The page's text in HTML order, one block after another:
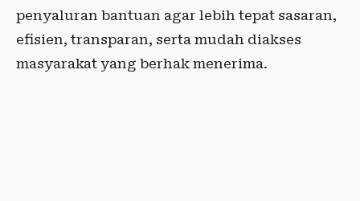
penyaluran bantuan agar lebih tepat sasaran,
efisien, transparan, serta mudah diakses
masyarakat yang berhak menerima.